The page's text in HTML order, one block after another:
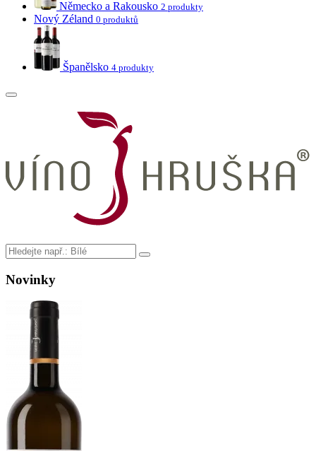
Německo a Rakousko 2 produkty
Nový Zéland 0 produktů
Španělsko 4 produkty
Novinky